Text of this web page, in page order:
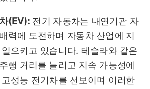
(EV): 전기 자동차는 내연기관 자
력에 도전하며 자동차 산업에 지
으키고 있습니다. 테슬라와 같은
행 거리를 늘리고 지속 가능성에
성능 전기차를 선보이며 이러한